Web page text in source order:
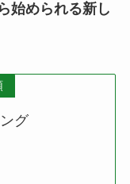
始められる新し
グ